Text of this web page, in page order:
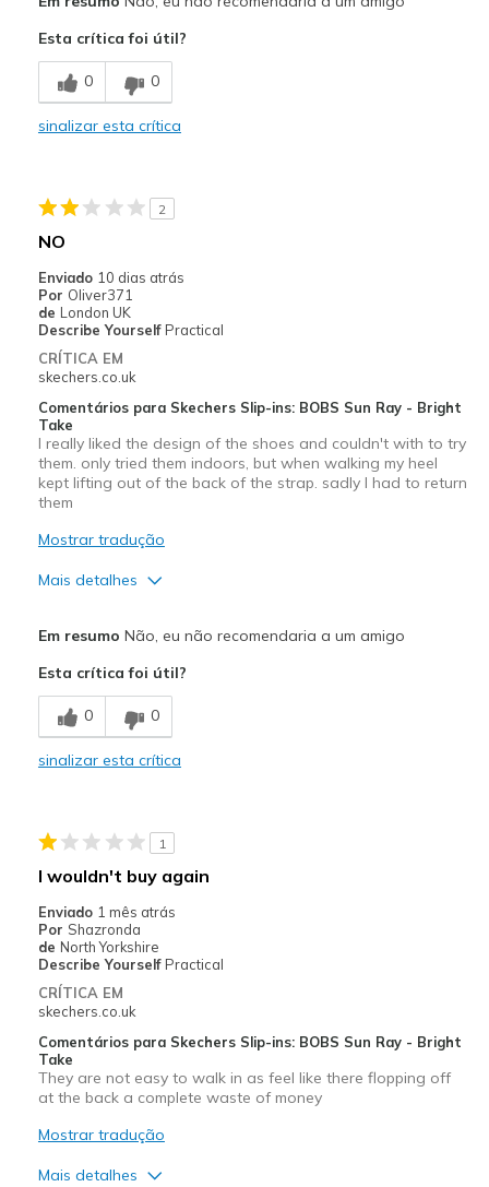
Esta crítica foi útil?
0 0
sinalizar esta crítica
2
NO
Enviado 10 dias atrás
Por Oliver371
de London UK
Describe Yourself Practical
CRÍTICA EM
skechers.co.uk
Comentários para Skechers Slip-ins: BOBS Sun Ray - Bright
Take
I really liked the design of the shoes and couldn't with to try
them. only tried them indoors, but when walking my heel
kept lifting out of the back of the strap. sadly I had to return
them
Mostrar tradução
Mais detalhes
Comfortable
Melhores utilizações
Casual Wear
Feels half size too big
View On Shoes
I'm Into Shoes
Em resumo Não, eu não recomendaria a um amigo
Esta crítica foi útil?
0 0
sinalizar esta crítica
1
I wouldn't buy again
Enviado 1 mês atrás
Por Shazronda
de North Yorkshire
Describe Yourself Practical
CRÍTICA EM
skechers.co.uk
Comentários para Skechers Slip-ins: BOBS Sun Ray - Bright
Take
They are not easy to walk in as feel like there flopping off
at the back a complete waste of money
Mostrar tradução
Mais detalhes